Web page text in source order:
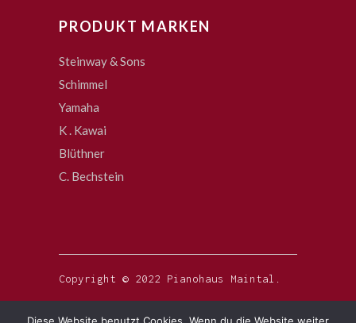
PRODUKT MARKEN
Steinway & Sons
Schimmel
Yamaha
K . Kawai
Blüthner
C. Bechstein
Copyright © 2022 Pianohaus Maintal.